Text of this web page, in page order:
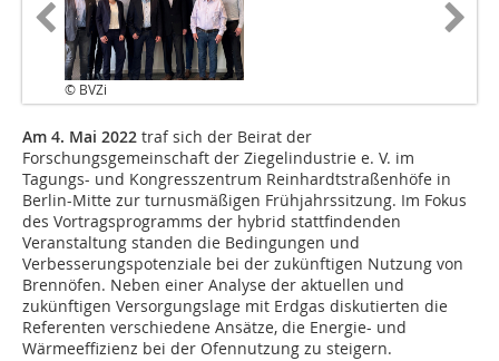
© BVZi
Am 4. Mai 2022 traf sich der Beirat der
Forschungsgemeinschaft der Ziegelindustrie e. V. im
Tagungs- und Kongresszentrum Reinhardtstraßenhöfe in
Berlin-Mitte zur turnusmäßigen Frühjahrssitzung. Im Fokus
des Vortragsprogramms der hybrid stattfindenden
Veranstaltung standen die Bedingungen und
Verbesserungspotenziale bei der zukünftigen Nutzung von
Brennöfen. Neben einer Analyse der aktuellen und
zukünftigen Versorgungslage mit Erdgas diskutierten die
Referenten verschiedene Ansätze, die Energie- und
Wärmeeffizienz bei der Ofennutzung zu steigern.